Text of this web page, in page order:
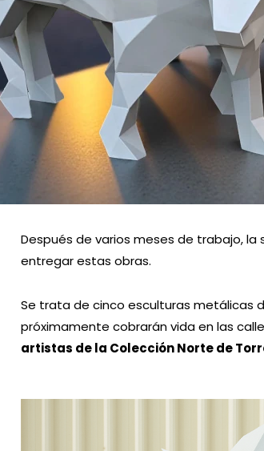
Después de varios meses de trabajo,
entregar estas obras.
Se trata de cinco esculturas metálicas
próximamente cobrarán vida en las
artistas de la Colección Norte de
la región y a la rica historia de la fauna
objetivo acercar el arte
de Cantabria en el Centro de Arte La